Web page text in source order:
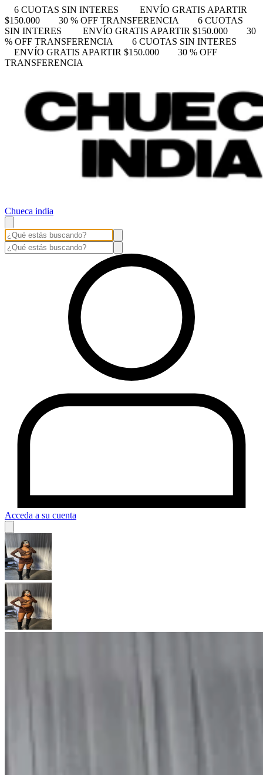
6 CUOTAS SIN INTERES
ENVÍO GRATIS APARTIR
$150.000
30 % OFF TRANSFERENCIA
6 CUOTAS
SIN INTERES
ENVÍO GRATIS APARTIR $150.000
30
% OFF TRANSFERENCIA
6 CUOTAS SIN INTERES
ENVÍO GRATIS APARTIR $150.000
30 % OFF
TRANSFERENCIA
Chueca india
Acceda a su cuenta